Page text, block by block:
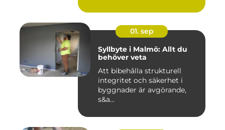
01. sep
Syllbyte i Malmö: Allt du
behöver veta
Att bibehålla strukturell
integritet och säkerhet i
byggnader är avgörande,
s&a...